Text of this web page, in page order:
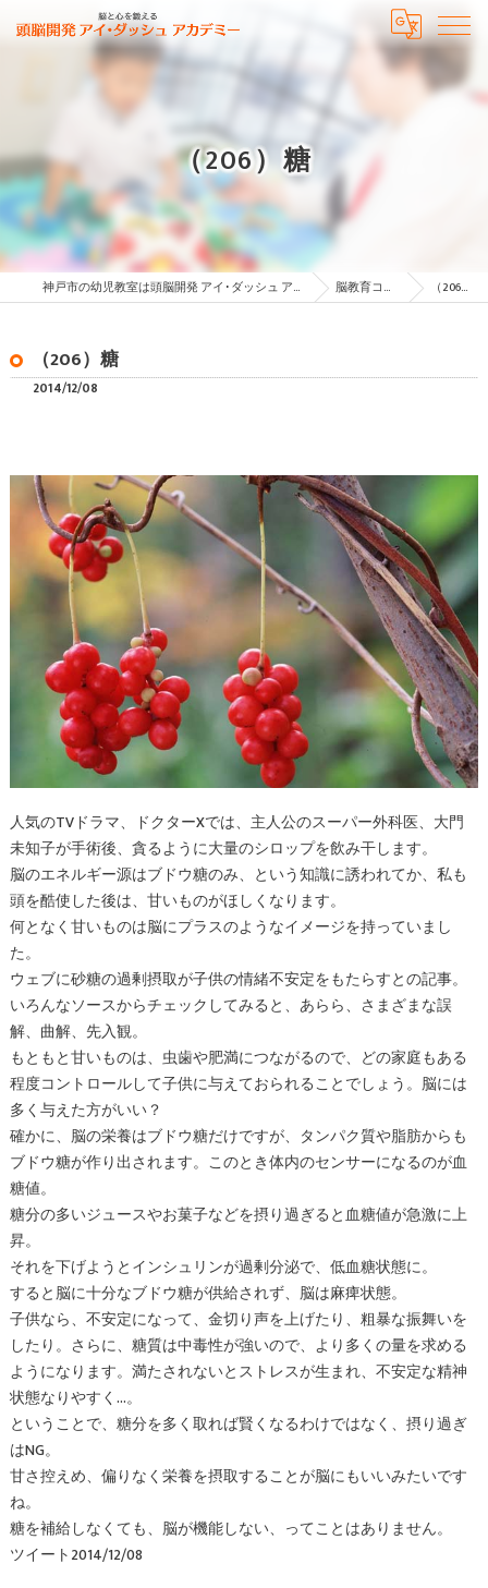
（206）糖
神戸市の幼児教室は頭脳開発 アイ･ダッシュ アカデミー 脳教育コラム （206）糖
（206）糖
2014/12/08
人気のTVドラマ、ドクターXでは、主人公のスーパー外科医、大門
未知子が手術後、貪るように大量のシロップを飲み干します。
脳のエネルギー源はブドウ糖のみ、という知識に誘われてか、私も
頭を酷使した後は、甘いものがほしくなります。
何となく甘いものは脳にプラスのようなイメージを持っていまし
た。
ウェブに砂糖の過剰摂取が子供の情緒不安定をもたらすとの記事。
いろんなソースからチェックしてみると、あらら、さまざまな誤
解、曲解、先入観。
もともと甘いものは、虫歯や肥満につながるので、どの家庭もある
程度コントロールして子供に与えておられることでしょう。脳には
多く与えた方がいい？
確かに、脳の栄養はブドウ糖だけですが、タンパク質や脂肪からも
ブドウ糖が作り出されます。このとき体内のセンサーになるのが血
糖値。
糖分の多いジュースやお菓子などを摂り過ぎると血糖値が急激に上
昇。
それを下げようとインシュリンが過剰分泌で、低血糖状態に。
すると脳に十分なブドウ糖が供給されず、脳は麻痺状態。
子供なら、不安定になって、金切り声を上げたり、粗暴な振舞いを
したり。さらに、糖質は中毒性が強いので、より多くの量を求める
ようになります。満たされないとストレスが生まれ、不安定な精神
状態なりやすく…。
ということで、糖分を多く取れば賢くなるわけではなく、摂り過ぎ
はNG。
甘さ控えめ、偏りなく栄養を摂取することが脳にもいいみたいです
ね。
糖を補給しなくても、脳が機能しない、ってことはありません。
ツイート2014/12/08